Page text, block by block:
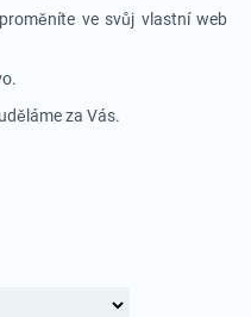
ve svůj vlastní web
za Vás.